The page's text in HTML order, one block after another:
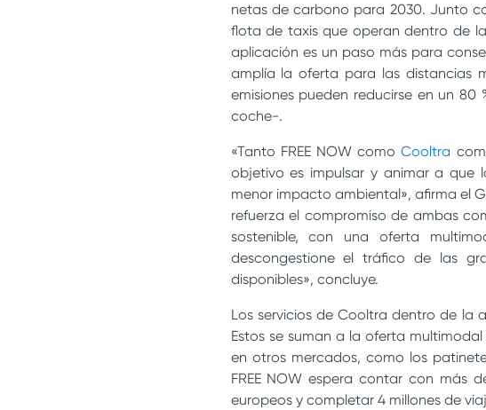
netas de carbono para 2030. Junto
flota de taxis que operan dentro de
aplicación es un paso más para
amplía la oferta para las distancias
emisiones pueden reducirse en un
coche-.
«Tanto FREE NOW comoCooltra
objetivo es impulsar y animar a que
menor impacto ambiental», afirma el
refuerza el compromiso de ambas
sostenible, con una oferta
descongestione el tráfico de las
disponibles», concluye.
Los servicios de Cooltra dentro de la
Estos se suman a la oferta
en otros mercados, como los
FREE NOW espera contar con más
europeos y completar 4 millones de